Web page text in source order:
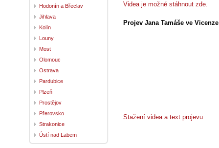
Videa je možné stáhnout zde.
Projev Jana Tamáše ve Vicenze
Stažení videa a text projevu
Hodonín a Břeclav
Jihlava
Kolín
Louny
Most
Olomouc
Ostrava
Pardubice
Plzeň
Prostějov
Přerovsko
Strakonice
Ústí nad Labem